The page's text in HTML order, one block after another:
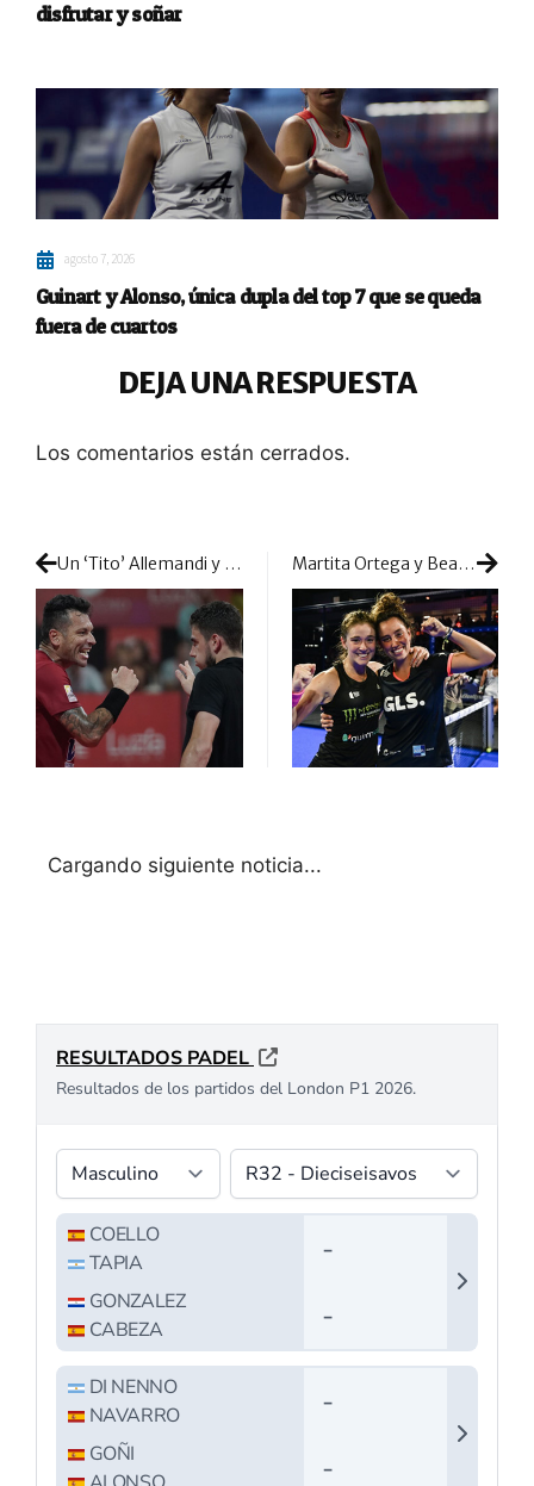
disfrutar y soñar
agosto 7, 2026
Guinart y Alonso, única dupla del top 7 que se queda
fuera de cuartos
DEJA UNA RESPUESTA
Los comentarios están cerrados.
Un ‘Tito’ Allemandi y un Facundo Domínguez enormes cogen plaza en la final de Sevilla Martita Ortega y Bea González consagran su crecimiento: el título de Dinamarca entra en sus vitrinas
Cargando siguiente noticia...